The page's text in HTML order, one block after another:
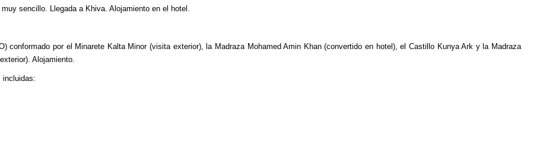
sencillo. Llegada a Khiva. Alojamiento en el hotel.
conformado por el Minarete Kalta Minor (visita exterior), la Madraza Mohamed Amin Khan (convertido en hotel), el Castillo Kunya Ark y la Madraza
Alojamiento.
incluidas: